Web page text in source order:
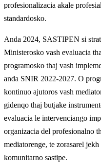
profesionalizacia akale
standardosko.
Anda 2024, SASTIPEN si
Ministerosko vash evaluacia
programosko thaj vash
anda SNIR 2022-2027. O
kontinuo ajutoros vash
gidenqo thaj butjake
evaluacia le intervenciango
organizacia del profesionalno
mediatorenge, te zorasarel
komunitarno sastipe.